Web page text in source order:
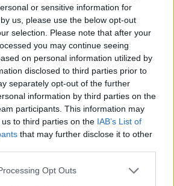
or sensitive information for
us, please use the below opt-out
selection. Please note that after your
you may continue seeing
on personal information utilized by
disclosed to third parties prior to
separately opt-out of the further
information by third parties on the
participants. This information may
to third parties on the IAB’s List of
that may further disclose it to other
Opt Outs
πείνα: Ο λόγος
τα
που